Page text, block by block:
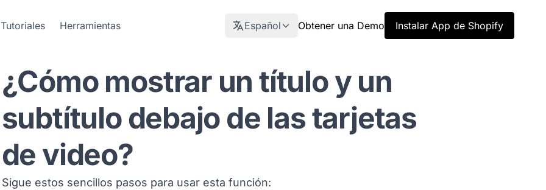
Tutoriales Herramientas Español Obtener una Demo Instalar App de Shopify
¿Cómo mostrar un título y un
subtítulo debajo de las tarjetas
de video?
Sigue estos sencillos pasos para usar esta función: